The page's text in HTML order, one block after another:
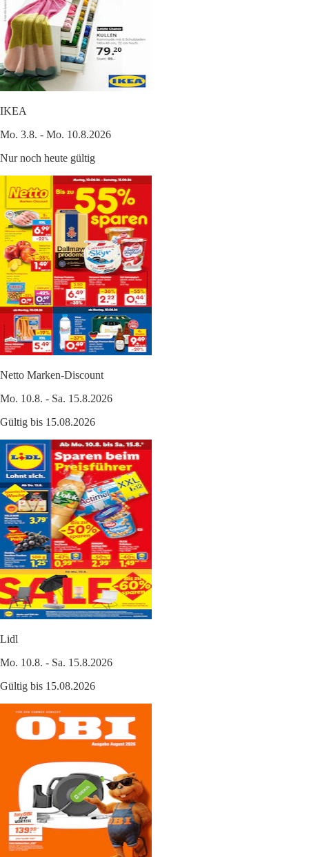
IKEA
Mo. 3.8. - Mo. 10.8.2026
Nur noch heute gültig
Netto Marken-Discount
Mo. 10.8. - Sa. 15.8.2026
Gültig bis 15.08.2026
Lidl
Mo. 10.8. - Sa. 15.8.2026
Gültig bis 15.08.2026